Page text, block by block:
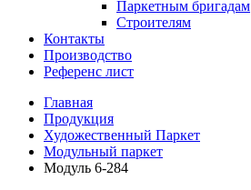
Паркетным бригадам
Строителям
Контакты
Производство
Референс лист
Главная
Продукция
Художественный Паркет
Модульный паркет
Модуль 6-284